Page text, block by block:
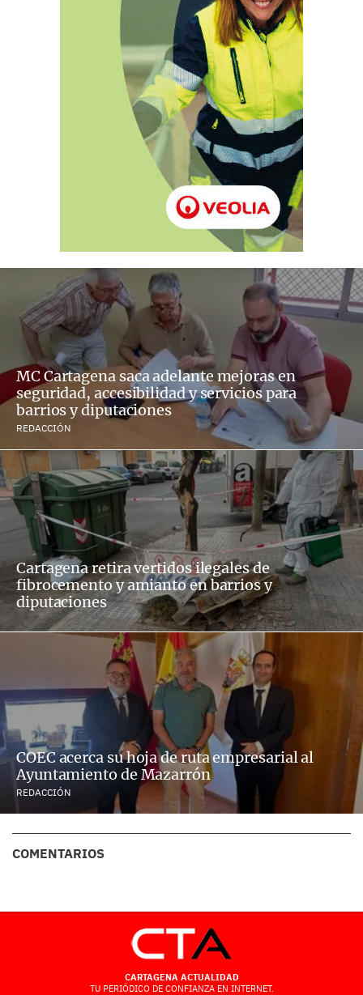
MC Cartagena saca adelante mejoras en
seguridad, accesibilidad y servicios para
barrios y diputaciones
REDACCIÓN
Cartagena retira vertidos ilegales de
fibrocemento y amianto en barrios y
diputaciones
COEC acerca su hoja de ruta empresarial al
Ayuntamiento de Mazarrón
REDACCIÓN
COMENTARIOS
CARTAGENA ACTUALIDAD
TU PERIÓDICO DE CONFIANZA EN INTERNET.